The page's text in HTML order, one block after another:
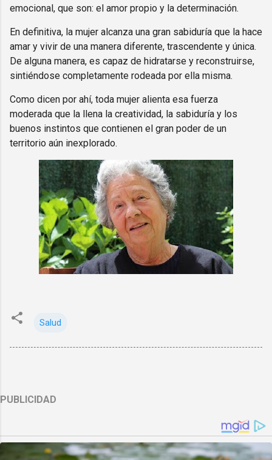
emocional, que son: el amor propio y la determinación.
En definitiva, la mujer alcanza una gran sabiduría que la hace
amar y vivir de una manera diferente, trascendente y única.
De alguna manera, es capaz de hidratarse y reconstruirse,
sintiéndose completamente rodeada por ella misma.
Como dicen por ahí, toda mujer alienta esa fuerza
moderada que la llena la creatividad, la sabiduría y los
buenos instintos que contienen el gran poder de un
territorio aún inexplorado.
Salud
PUBLICIDAD